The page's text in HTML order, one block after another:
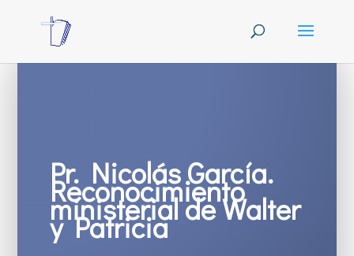
Pr. Nicolás García.
Reconocimiento
ministerial de Walter
y Patricia